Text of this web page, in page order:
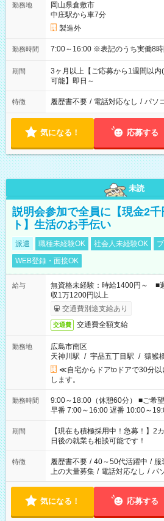
勤務地
岡山県倉敷市
中庄駅から車7分
製造外
勤務時間 7:00～16:00 ※表記のうち実働
期間
3ヶ月以上【ご応募から1週間以
可能】即日～
特徴 履歴書不要 / 電話対応なし / パソ
気になる！ 応募する
未読
説明会参加で全員に【現金2
ト】生活のお手伝い
派遣 職種未経験OK 社会人未経験OK
WEB登録・面接OK
給与
無資格未経験：時給1400円～
収1万1200円以上
交通費別途支給あり
交通費 交通費全額支給
勤務地
広島市南区
天神川駅 / 宇品五丁目駅 / 猿猴
≪自宅からドアtoドアで30分
します。
勤務時間
9:00～18:00（休憩60分） ■ご希望があれば下記シフトもOK！
早番 7:00～16:00 遅番 10:00～19:00 「家族と休みを合わ
い」 「余裕を持って夕飯の準備
たくない」 など、ご希望を教えてください
の方へ 今ご覧のお仕事で希望す
の勤務時間。 合計で週40時間を
期間
【現在も積極採用中！急募！】
日後の就業も相談可能です！
特徴 履歴書不要 / 40～50代活躍中 / 服
上の大量募集 / 電話対応なし / パ
気になる！ 応募する